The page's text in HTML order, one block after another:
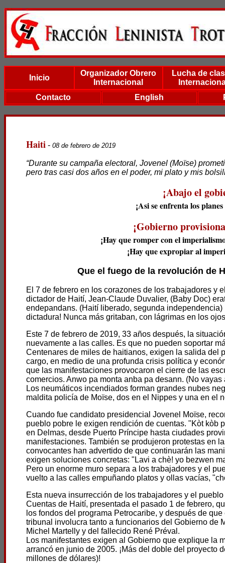
Inicio
Organizador Obrero
Internacional
Lucha de
Contacto
English
Haiti - 08 de febrero de 2019
“Durante su campaña electoral, Jovenel (Moïse)
pero tras casi dos años en el poder, mi plato y mis
¡Abajo el
¡Asi se enfrenta los
¡Gobierno
¡Hay que romper con el
¡Hay que expropiar al
Que el fuego de la revolución de
El 7 de febrero en los corazones de los trabajadores y
dictador de Haití, Jean-Claude Duvalier, (Baby Doc)
endepandans. (Haití liberado, segunda
dictadura! Nunca más gritaban, con lágrimas en los
Este 7 de febrero de 2019, 33 años después, la
nuevamente a las calles. Es que no pueden soportar
Centenares de miles de haitianos, exigen la salida del
cargo, en medio de una profunda crisis política y
que las manifestaciones provocaron el cierre de las
comercios. Anwo pa monta anba pa desann. (No
Los neumáticos incendiados forman grandes nubes
maldita policía de Moïse, dos en el Nippes y una en el
Cuando fue candidato presidencial Jovenel Moïse,
pueblo pobre le exigen rendición de cuentas. "Kòt kòb
en Delmas, desde Puerto Príncipe hasta ciudades
manifestaciones. También se produjeron protestas en
convocantes han advertido de que continuarán las
exigen soluciones concretas: "Lavi a chè! yo bezwen
Pero un enorme muro separa a los trabajadores y el
vuelto a las calles empuñando platos y ollas vacías,
Esta nueva insurrección de los trabajadores y el
Cuentas de Haití, presentada el pasado 1 de febrero,
los fondos del programa Petrocaribe, y después de
tribunal involucra tanto a funcionarios del Gobierno de
Michel Martelly y del fallecido René Préval.
Los manifestantes exigen al Gobierno que explique la
arrancó en junio de 2005. ¡Más del doble del proyecto
millones de dólares)!